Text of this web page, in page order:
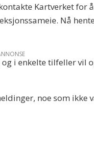
Kartverket for
Nå
i enkelte tilfeller vil
noe som ikke